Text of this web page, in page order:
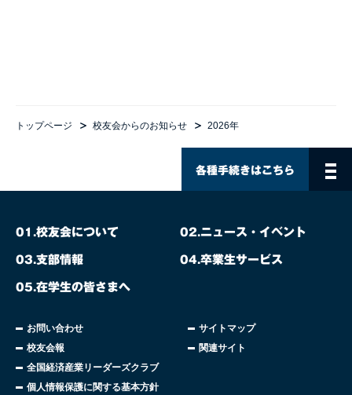
トップページ 校友会からのお知らせ 2026年
各種手続きはこちら
01.校友会について 02.ニュース・イベント
03.支部情報 04.卒業生サービス
05.在学生の皆さまへ
お問い合わせ
サイトマップ
校友会報
関連サイト
全国経済産業リーダーズクラブ
個人情報保護に関する基本方針